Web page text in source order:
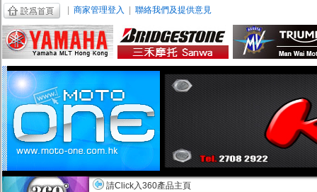
商家管理登入 聯絡我們及提供意見
請Click入360產品主頁